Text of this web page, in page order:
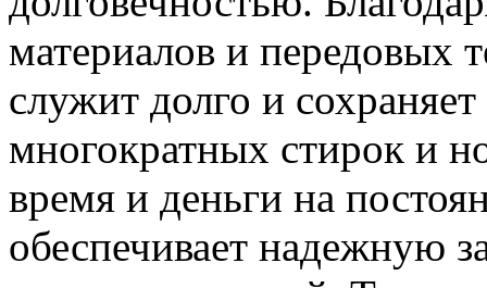
материалов и передовых
служит долго и
многократных стирок и
время и деньги на
обеспечивает надежную